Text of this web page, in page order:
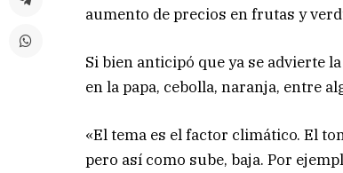
aumento de precios en frutas y
Si bien anticipó que ya se advierte
en la papa, cebolla, naranja, entre
«El tema es el factor climático. El
pero así como sube, baja. Por